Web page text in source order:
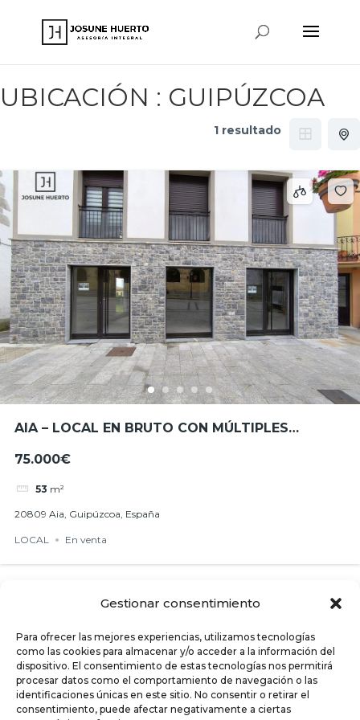
Gestionar consentimiento
Para ofrecer las mejores experiencias, utilizamos tecnologías
como las cookies para almacenar y/o acceder a la información del
dispositivo. El consentimiento de estas tecnologías nos permitirá
procesar datos como el comportamiento de navegación o las
identificaciones únicas en este sitio. No consentir o retirar el
consentimiento, puede afectar negativamente a ciertas
UBICACIÓN : GUIPÚZCOA
1 resultado
AIA – LOCAL EN BRUTO CON MÚLTIPLES
75.000€
53 m²
20809 Aia, Guipúzcoa, España
LOCAL En venta
Estatik
POST RECIENTES
Campaña de la Renta 2026: Este año, nos ocupamos
de todo por ti